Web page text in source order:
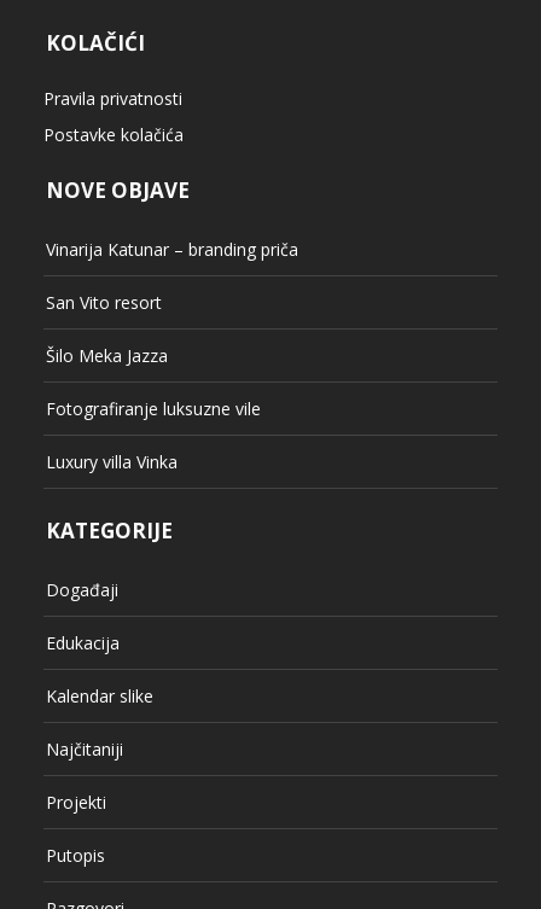
KOLAČIĆI
Pravila privatnosti
Postavke kolačića
NOVE OBJAVE
Vinarija Katunar – branding priča
San Vito resort
Šilo Meka Jazza
Fotografiranje luksuzne vile
Luxury villa Vinka
KATEGORIJE
Događaji
Edukacija
Kalendar slike
Najčitaniji
Projekti
Putopis